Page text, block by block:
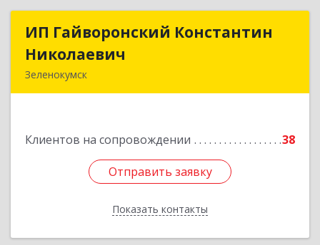
ИП Гайворонский Константин
Николаевич
Зеленокумск
Клиентов на сопровождении 38
Отправить заявку
Показать контакты
ИП Гайворонский Константин
Подробнее
Отправить заявку
Назад